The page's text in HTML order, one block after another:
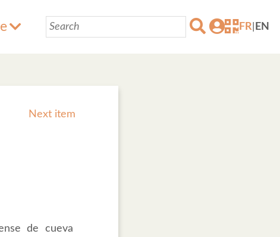
FR EN
Next item
de cueva